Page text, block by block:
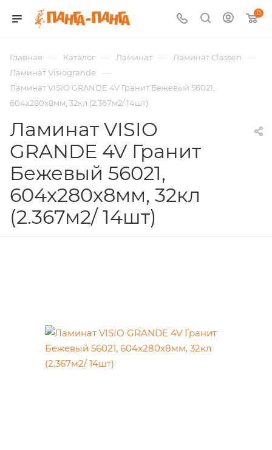
0
Главная — Каталог — Ламинат — Ламинат Classen —
Ламинат Visiogrande —
Ламинат VISIO GRANDE 4V Гранит Бежевый 56021,
604x280x8мм, 32кл (2.367м2/ 14шт)
Ламинат VISIO
GRANDE 4V Гранит
Бежевый 56021,
604x280x8мм, 32кл
(2.367м2/ 14шт)